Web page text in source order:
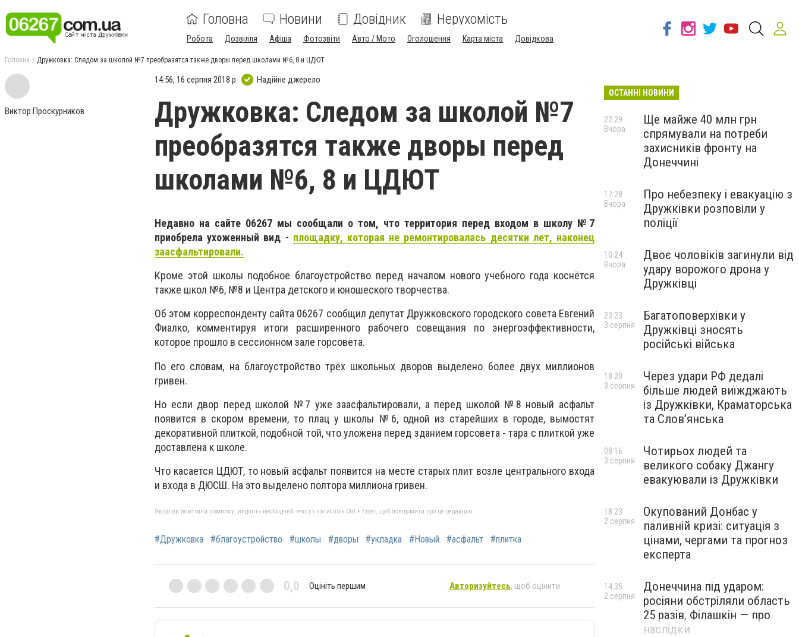
Головна Новини Довідник Нерухомість
Робота Дозвілля Афіша Фотозвіти Авто / Мото Оголошення Карта міста Довідкова
Головна Дружковка: Следом за школой №7 преобразятся также дворы перед школами №6, 8 и ЦДЮТ
Виктор Проскурников
14:56, 16 серпня 2018 р. Надійне джерело
Дружковка: Следом за школой №7
преобразятся также дворы перед
школами №6, 8 и ЦДЮТ
Недавно на сайте 06267 мы сообщали о том, что территория перед входом в школу №7
приобрела ухоженный вид - площадку, которая не ремонтировалась десятки лет, наконец
заасфальтировали.
Кроме этой школы подобное благоустройство перед началом нового учебного года коснётся
также школ №6, №8 и Центра детского и юношеского творчества.
Об этом корреспонденту сайта 06267 сообщил депутат Дружковского городского совета Евгений
Фиалко, комментируя итоги расширенного рабочего совещания по энергоэффективности,
которое прошло в сессионном зале горсовета.
По его словам, на благоустройство трёх школьных дворов выделено более двух миллионов
гривен.
Но если двор перед школой №7 уже заасфальтировали, а перед школой №8 новый асфальт
появится в скором времени, то плац у школы №6, одной из старейших в городе, вымостят
декоративной плиткой, подобной той, что уложена перед зданием горсовета - тара с плиткой уже
доставлена к школе.
Что касается ЦДЮТ, то новый асфальт появится на месте старых плит возле центрального входа
и входа в ДЮСШ. На это выделено полтора миллиона гривен.
Якщо ви помітили помилку, виділіть необхідний текст і натисніть Ctrl + Enter, щоб повідомити про це редакцію
#Дружковка #благоустройство #школы #дворы #укладка #Новый #асфальт #плитка
0,0 Оцініть першим Авторизуйтесь, щоб оцінити
ОСТАННІ НОВИНИ
Ще майже 40 млн грн
спрямували на потреби
захисників фронту на
Донеччині
22:29
Вчора
Про небезпеку і евакуацію з
Дружківки розповіли у
поліції
17:28
Вчора
Двоє чоловіків загинули від
удару ворожого дрона у
Дружківці
10:24
Вчора
Багатоповерхівки у
Дружківці зносять
російські війська
23:23
3 серпня
Через удари РФ дедалі
більше людей виїжджають
із Дружківки, Краматорська
та Слов’янська
18:20
3 серпня
Чотирьох людей та
великого собаку Джангу
евакуювали із Дружківки
08:16
3 серпня
Окупований Донбас у
паливній кризі: ситуація з
цінами, чергами та прогноз
експерта
18:23
2 серпня
Донеччина під ударом:
росіяни обстріляли область
25 разів, Філашкін — про
наслідки
14:35
2 серпня